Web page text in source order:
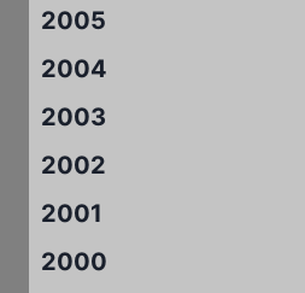
2005
2004
2003
2002
2001
2000